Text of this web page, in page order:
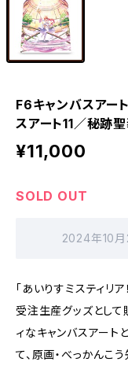
F6キャンバスアート
スアート11／秘跡
¥11,000
SOLD OUT
2024年10
「あいりすミスティリ
受注生産グッズとして
ィなキャンバスアート
て、原画・べっかんこ